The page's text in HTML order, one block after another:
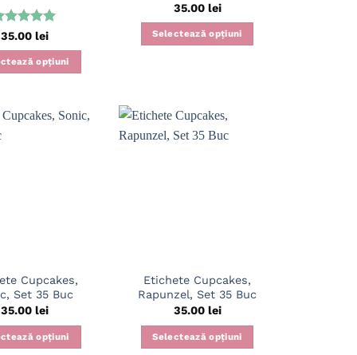
la
35.00 lei
opțiuni
35.00 lei
Selectează opțiuni
Cupcakes,
Set 35 Buc
35.00 lei
opțiuni
Etichete Cupcakes,
Rapunzel, Set 35 Buc
35.00 lei
Selectează opțiuni